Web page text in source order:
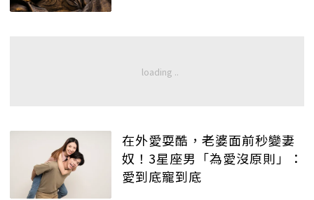
在外愛耍酷，老婆面前秒變妻
奴！3星座男「為愛沒原則」：
愛到底寵到底